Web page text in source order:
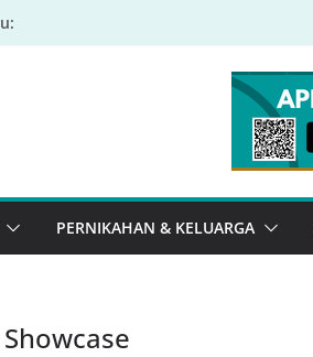
PERNIKAHAN & KELUARGA